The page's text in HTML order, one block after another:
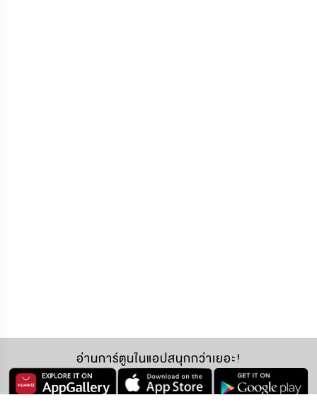
อ่านการ์ตูนในแอปสนุกกว่าเยอะ!